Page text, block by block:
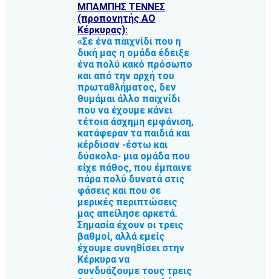
ΜΠΑΜΠΗΣ ΤΕΝΝΕΣ
(προπονητής ΑΟ
Κέρκυρας):
«Σε ένα παιχνίδι που η
δική μας η ομάδα έδειξε
ένα πολύ κακό πρόσωπο
και από την αρχή του
πρωταθλήματος, δεν
θυμάμαι άλλο παιχνίδι
που να έχουμε κάνει
τέτοια άσχημη εμφάνιση,
κατάφεραν τα παιδιά και
κέρδισαν -έστω και
δύσκολα- μια ομάδα που
είχε πάθος, που έμπαινε
πάρα πολύ δυνατά στις
φάσεις και που σε
μερικές περιπτώσεις
μας απείλησε αρκετά.
Σημασία έχουν οι τρεις
βαθμοί, αλλά εμείς
έχουμε συνηθίσει στην
Κέρκυρα να
συνδυάζουμε τους τρεις